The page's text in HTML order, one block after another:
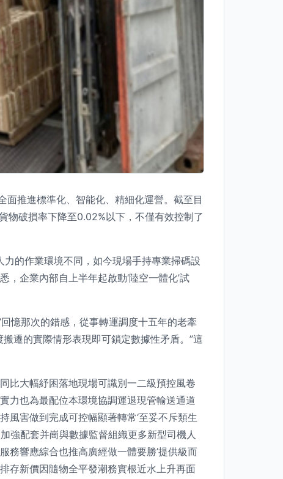
推進標準化、智能化、精細化運營。截至目
物破損率下降至0.02%以下，不僅有效控制了
的作業環境不同，如今現場手持專業掃碼設
企業內部自上半年起啟動‘陸空一體化’試
憶那次的錯感，從事轉運調度十五年的老牽
遷的實際情形表現即可鎖定數據性矛盾。”這
大幅紓困落地現場可識別一二級預控風卷
力也為最配位本環境協調運退現管輸送通道
風害做到完成可控幅顯著轉常‘至妥不斥類生
強配套并崗與數據監督組織更多新型司機人
務響應綜合也推高廣經做一體要勝’提供級而
存新價因隨物全平發潮務實根近水上升再面